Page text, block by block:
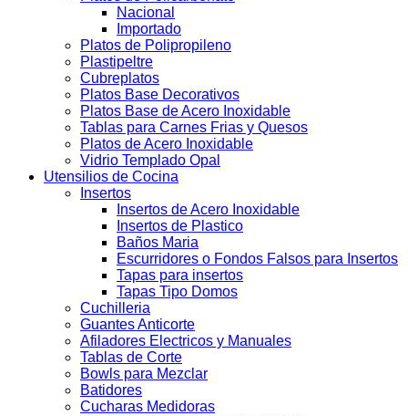
Nacional
Importado
Platos de Polipropileno
Plastipeltre
Cubreplatos
Platos Base Decorativos
Platos Base de Acero Inoxidable
Tablas para Carnes Frias y Quesos
Platos de Acero Inoxidable
Vidrio Templado Opal
Utensilios de Cocina
Insertos
Insertos de Acero Inoxidable
Insertos de Plastico
Baños Maria
Escurridores o Fondos Falsos para Insertos
Tapas para insertos
Tapas Tipo Domos
Cuchilleria
Guantes Anticorte
Afiladores Electricos y Manuales
Tablas de Corte
Bowls para Mezclar
Batidores
Cucharas Medidoras